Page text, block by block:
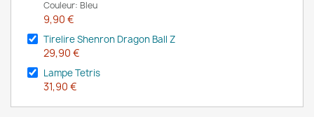
Couleur: Bleu
9,90 €
Tirelire Shenron Dragon Ball Z
29,90 €
Lampe Tetris
31,90 €